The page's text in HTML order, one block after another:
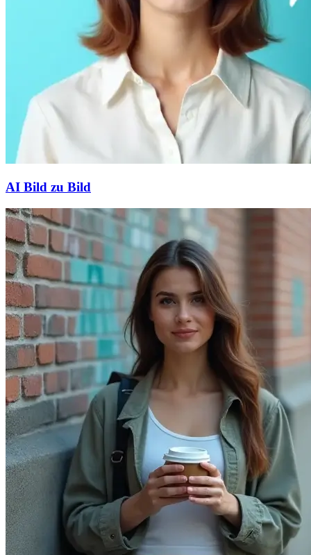
AI Bild zu Bild